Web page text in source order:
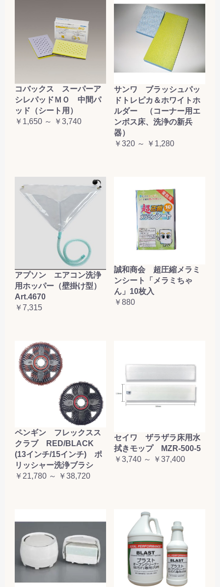
コバックス スーパーア
シレパッドＭＯ 中間パ
ッド（シート用）
￥1,650 ～ ￥3,740
サンワ ブラッシュパッ
ドトレピカ＆ホワイトホ
ルダー （コーナー用エ
ンボス床、洗浄の新兵
器）
￥320 ～ ￥1,280
アプソン エアコン洗浄
用ホッパー（壁掛け型）
Art.4670
￥7,315
誠和商会 超圧縮メラミ
ンシート「メラミちゃ
ん」10枚入
￥880
ペンギン フレックスス
クラブ RED/BLACK
(13インチ/15インチ) ポ
リッシャー洗浄ブラシ
￥21,780 ～ ￥38,720
セイワ ザラザラ床用水
拭きモップ MZR-500-5
￥3,740 ～ ￥37,400